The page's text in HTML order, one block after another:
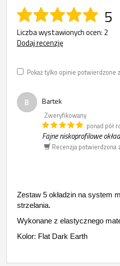
5
Liczba wystawionych ocen: 2
Dodaj recenzję
Pokaż tylko opinie potwierdzone
B Bartek
Zweryfikowany
ponad pół
Fajne niskoprofilowe
Recenzja potwierdzona
Zestaw 5 okładzin na system
strzelania.
Wykonane z elastycznego
Kolor: Flat Dark Earth